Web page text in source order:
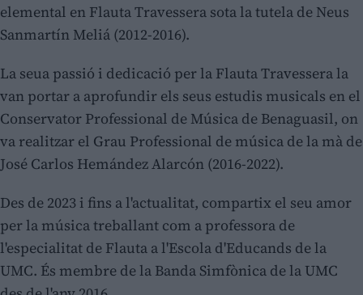
elemental en Flauta Travessera sota la tutela de Neus
Sanmartín Meliá (2012-2016).
La seua passió i dedicació per la Flauta Travessera la
van portar a aprofundir els seus estudis musicals en el
Conservator Professional de Música de Benaguasil, on
va realitzar el Grau Professional de música de la mà de
José Carlos Hemández Alarcón (2016-2022).
Des de 2023 i fins a l'actualitat, compartix el seu amor
per la música treballant com a professora de
l'especialitat de Flauta a l'Escola d'Educands de la
UMC. És membre de la Banda Simfònica de la UMC